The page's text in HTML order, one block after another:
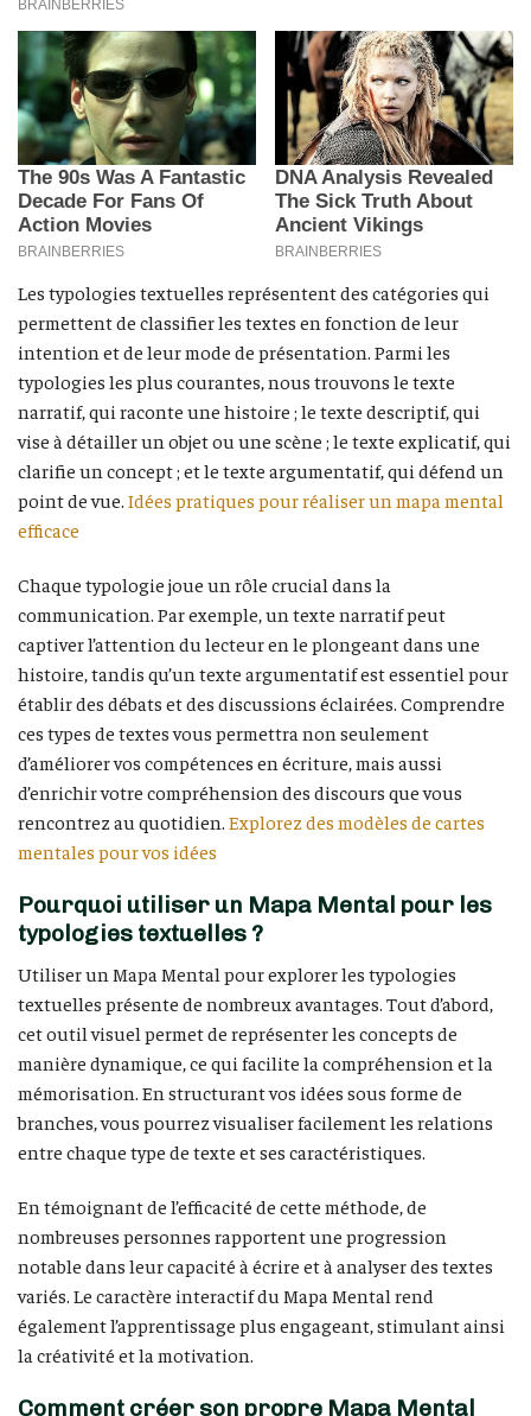
Les typologies textuelles représentent des catégories qui
permettent de classifier les textes en fonction de leur
intention et de leur mode de présentation. Parmi les
typologies les plus courantes, nous trouvons le texte
narratif, qui raconte une histoire ; le texte descriptif, qui
vise à détailler un objet ou une scène ; le texte explicatif, qui
clarifie un concept ; et le texte argumentatif, qui défend un
point de vue. Idées pratiques pour réaliser un mapa mental
efficace
Chaque typologie joue un rôle crucial dans la
communication. Par exemple, un texte narratif peut
captiver l’attention du lecteur en le plongeant dans une
histoire, tandis qu’un texte argumentatif est essentiel pour
établir des débats et des discussions éclairées. Comprendre
ces types de textes vous permettra non seulement
d’améliorer vos compétences en écriture, mais aussi
d’enrichir votre compréhension des discours que vous
rencontrez au quotidien. Explorez des modèles de cartes
mentales pour vos idées
Pourquoi utiliser un Mapa Mental pour les
typologies textuelles ?
Utiliser un Mapa Mental pour explorer les typologies
textuelles présente de nombreux avantages. Tout d’abord,
cet outil visuel permet de représenter les concepts de
manière dynamique, ce qui facilite la compréhension et la
mémorisation. En structurant vos idées sous forme de
branches, vous pourrez visualiser facilement les relations
entre chaque type de texte et ses caractéristiques.
En témoignant de l’efficacité de cette méthode, de
nombreuses personnes rapportent une progression
notable dans leur capacité à écrire et à analyser des textes
variés. Le caractère interactif du Mapa Mental rend
également l’apprentissage plus engageant, stimulant ainsi
la créativité et la motivation.
Comment créer son propre Mapa Mental